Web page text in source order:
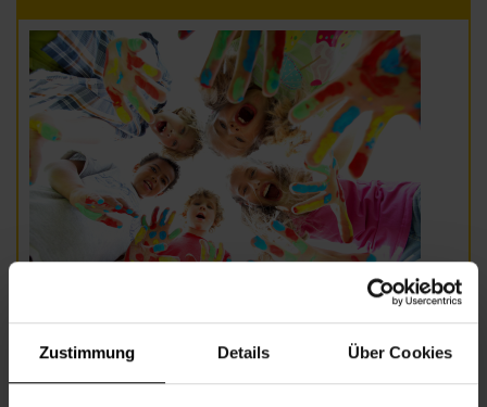
Zustimmung Details Über Cookies
Beginn Montag, 15.11.2027,17.30 - 19.00
Veranstalter